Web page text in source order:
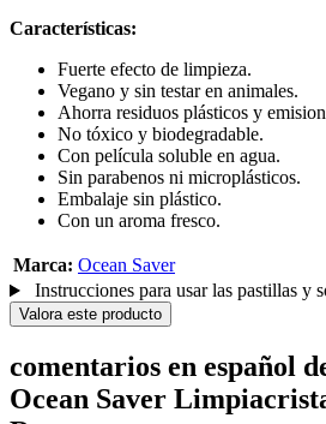
Características:
Fuerte efecto de limpieza.
Vegano y sin testar en animales.
Ahorra residuos plásticos y
No tóxico y biodegradable.
Con película soluble en agua.
Sin parabenos ni microplásticos.
Embalaje sin plástico.
Con un aroma fresco.
Marca: Ocean Saver
Instrucciones para usar las pastillas y
Valora este producto
comentarios en español
Ocean Saver